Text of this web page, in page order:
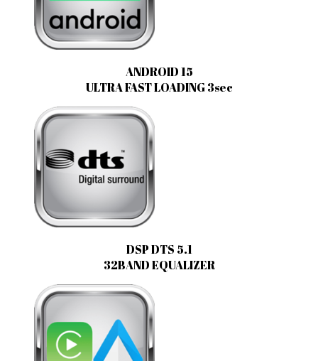
ANDROID 15
ULTRA FAST LOADING 3sec
DSP DTS 5.1
32BAND EQUALIZER